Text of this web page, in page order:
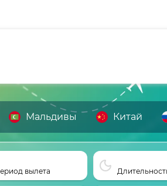
Мальдивы Китай
вылета